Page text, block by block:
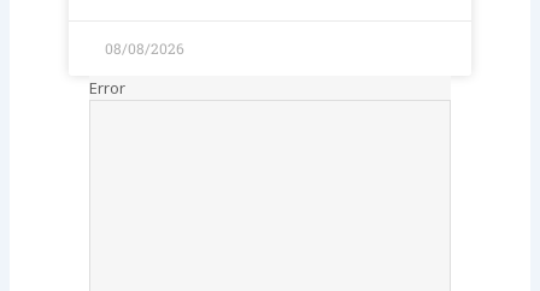
08/08/2026